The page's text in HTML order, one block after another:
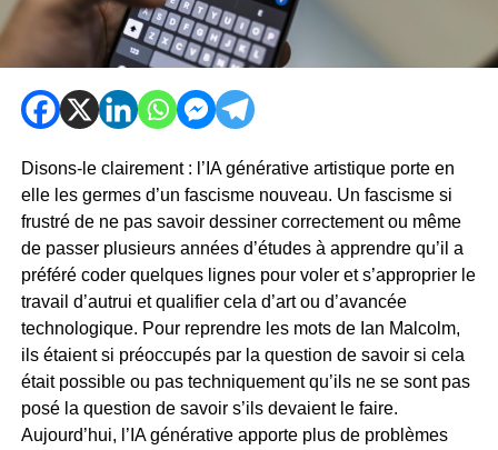
Disons-le clairement : l’IA générative artistique porte en
elle les germes d’un fascisme nouveau. Un fascisme si
frustré de ne pas savoir dessiner correctement ou même
de passer plusieurs années d’études à apprendre qu’il a
préféré coder quelques lignes pour voler et s’approprier le
travail d’autrui et qualifier cela d’art ou d’avancée
technologique. Pour reprendre les mots de Ian Malcolm,
ils étaient si préoccupés par la question de savoir si cela
était possible ou pas techniquement qu’ils ne se sont pas
posé la question de savoir s’ils devaient le faire.
Aujourd’hui, l’IA générative apporte plus de problèmes